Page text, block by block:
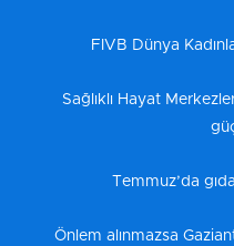
FIVB Dünya
Sağlıklı Hayat
Temmuz’da
Önlem alınmazsa